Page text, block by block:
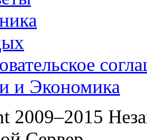
и Экономика
2009–2015